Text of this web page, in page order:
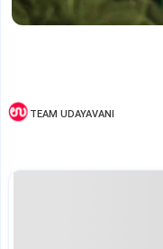
TEAM UDAYAVANI